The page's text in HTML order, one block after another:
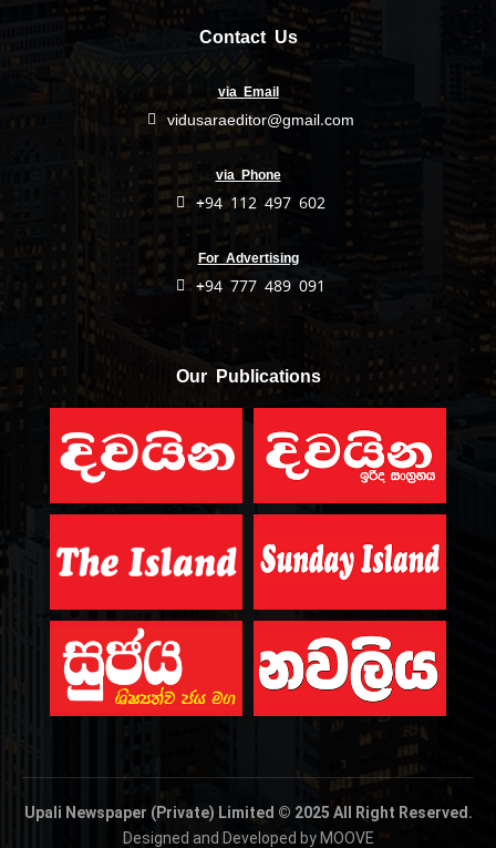
Contact Us
via Email
vidusaraeditor@gmail.com
via Phone
+94 112 497 602
For Advertising
+94 777 489 091
Our Publications
Upali Newspaper (Private) Limited © 2025 All Right Reserved.
Designed and Developed by MOOVE